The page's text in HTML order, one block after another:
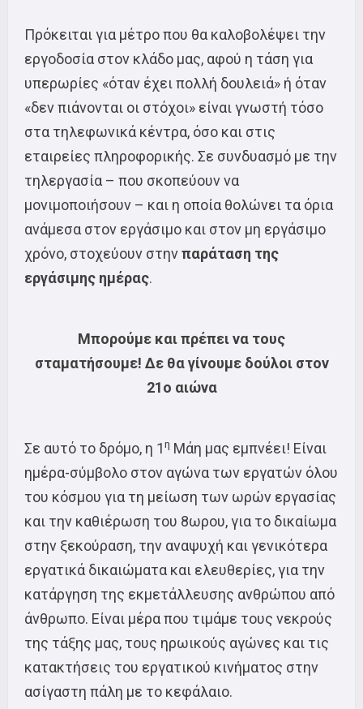
Πρόκειται για μέτρο που θα καλοβολέψει την
εργοδοσία στον κλάδο μας, αφού η τάση για
υπερωρίες «όταν έχει πολλή δουλειά» ή όταν
«δεν πιάνονται οι στόχοι» είναι γνωστή τόσο
στα τηλεφωνικά κέντρα, όσο και στις
εταιρείες πληροφορικής. Σε συνδυασμό με την
τηλεργασία – που σκοπεύουν να
μονιμοποιήσουν – και η οποία θολώνει τα όρια
ανάμεσα στον εργάσιμο και στον μη εργάσιμο
χρόνο, στοχεύουν στηνπαράταση της
εργάσιμης ημέρας.
Μπορούμε και πρέπει να τους
σταματήσουμε! Δε θα γίνουμε δούλοι στον
21ο αιώνα
Σε αυτό το δρόμο, η 1η Μάη μας εμπνέει! Είναι
ημέρα-σύμβολο στον αγώνα των εργατών όλου
του κόσμου για τη μείωση των ωρών εργασίας
και την καθιέρωση του 8ωρου, για το δικαίωμα
στην ξεκούραση, την αναψυχή και γενικότερα
εργατικά δικαιώματα και ελευθερίες, για την
κατάργηση της εκμετάλλευσης ανθρώπου από
άνθρωπο. Είναι μέρα που τιμάμε τους νεκρούς
της τάξης μας, τους ηρωικούς αγώνες και τις
κατακτήσεις του εργατικού κινήματος στην
ασίγαστη πάλη με το κεφάλαιο.